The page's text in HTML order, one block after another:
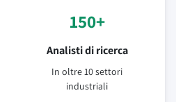
150+
Analisti di ricerca
In oltre 10 settori
industriali